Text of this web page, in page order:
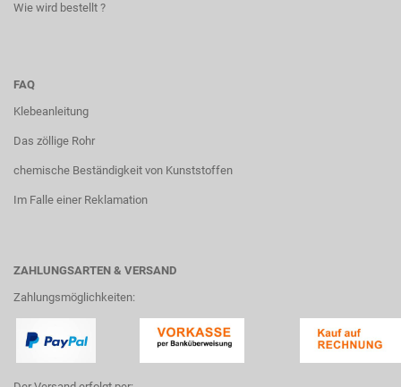
Wie wird bestellt ?
FAQ
Klebeanleitung
Das zöllige Rohr
chemische Beständigkeit von Kunststoffen
Im Falle einer Reklamation
ZAHLUNGSARTEN & VERSAND
Zahlungsmöglichkeiten: